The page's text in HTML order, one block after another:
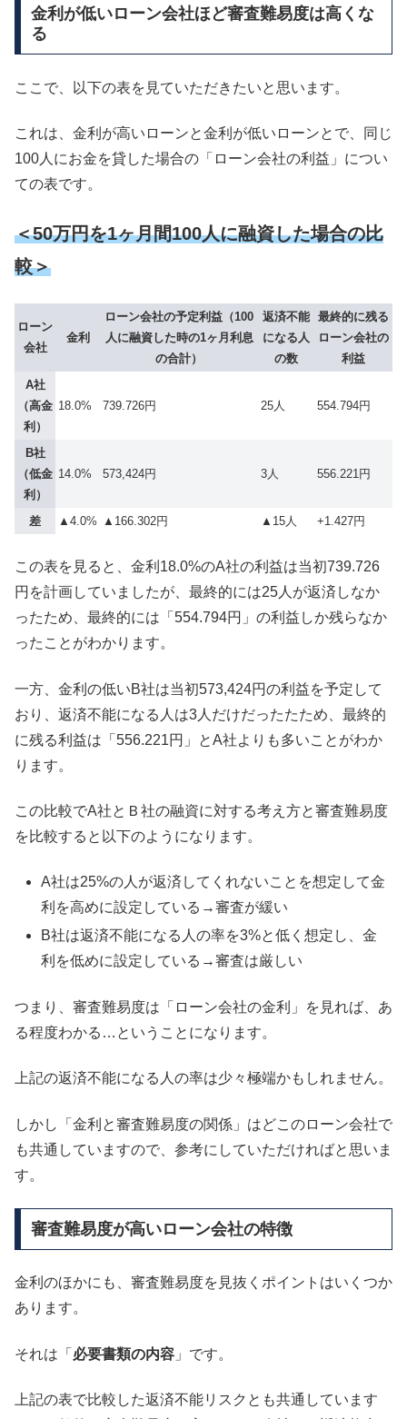
金利が低いローン会社ほど審査難易度は高くな
る
ここで、以下の表を見ていただきたいと思います。
これは、金利が高いローンと金利が低いローンとで、同じ
100人にお金を貸した場合の「ローン会社の利益」につい
ての表です。
＜50万円を1ヶ月間100人に融資した場合の比
較＞
ローン
会社
金利
ローン会社の予定利益（100
人に融資した時の1ヶ月利息
の合計）
返済不能
になる人
の数
最終的に残る
ローン会社の
利益
A社
（高金
利）
18.0% 739.726円 25人 554.794円
B社
（低金
利）
14.0% 573,424円 3人 556.221円
差 ▲4.0% ▲166.302円 ▲15人 +1.427円
この表を見ると、金利18.0%のA社の利益は当初739.726
円を計画していましたが、最終的には25人が返済しなか
ったため、最終的には「554.794円」の利益しか残らなか
ったことがわかります。
一方、金利の低いB社は当初573,424円の利益を予定して
おり、返済不能になる人は3人だけだったたため、最終的
に残る利益は「556.221円」とA社よりも多いことがわか
ります。
この比較でA社とＢ社の融資に対する考え方と審査難易度
を比較すると以下のようになります。
A社は25%の人が返済してくれないことを想定して金
利を高めに設定している→審査が緩い
B社は返済不能になる人の率を3%と低く想定し、金
利を低めに設定している→審査は厳しい
つまり、審査難易度は「ローン会社の金利」を見れば、あ
る程度わかる…ということになります。
上記の返済不能になる人の率は少々極端かもしれません。
しかし「金利と審査難易度の関係」はどこのローン会社で
も共通していますので、参考にしていただければと思いま
す。
審査難易度が高いローン会社の特徴
金利のほかにも、審査難易度を見抜くポイントはいくつか
あります。
それは「 必要書類の内容 」です。
上記の表で比較した返済不能リスクとも共通しています